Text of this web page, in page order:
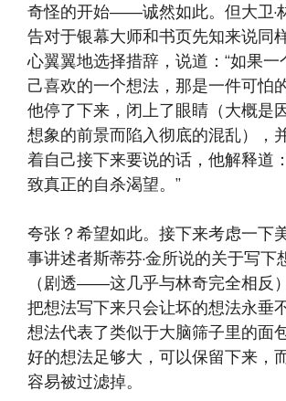
奇怪的开始——诚然如此。但大卫·
告对于银幕大师和书页先知来说同
心翼翼地选择措辞，说道：“如果一
己喜欢的一个想法，那是一件可怕
他停了下来，闭上了眼睛（大概是
想象的前景而陷入彻底的混乱），
着自己接下来要说的话，他解释道
致真正的自杀渴望。”
夸张？希望如此。接下来考虑一下
事讲述者斯蒂芬·金所说的关于写下
（剧透——这几乎与林奇完全相反
把想法写下来只会让坏的想法永垂
想法代表了类似于大脑筛子里的面
好的想法足够大，可以保留下来，
容易被过滤掉。